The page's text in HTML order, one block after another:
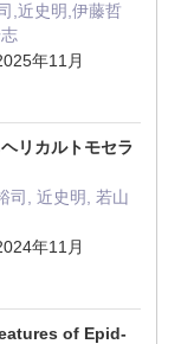
,近史明,伊藤哲
年11月
リカルトモセラ
司, 近史明, 若山
年11月
of Epid-